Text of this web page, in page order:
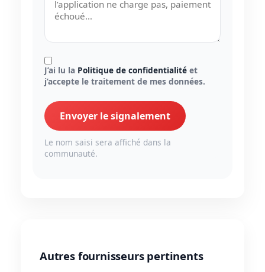
J’ai lu la Politique de confidentialité et
j’accepte le traitement de mes données.
Envoyer le signalement
Le nom saisi sera affiché dans la
communauté.
Autres fournisseurs pertinents